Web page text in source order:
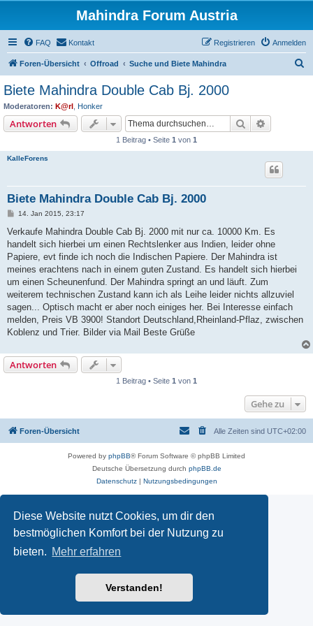
Diese Website nutzt Cookies, um dir den
bestmöglichen Komfort bei der Nutzung zu
bieten. Mehr erfahren
Verstanden!
Mahindra Forum Austria
FAQ Kontakt Anmelden
Registrieren
Foren-Übersicht Offroad Suche und Biete Mahindra
Biete Mahindra Double Cab Bj. 2000
Moderatoren: K@rl Honker
Antworten Suche
1 Beitrag • Seite 1 von 1
KalleForens
Biete Mahindra Double Cab Bj. 2000
B
i
r
a
g
14. Jan 2015, 23:17
Verkaufe Mahindra Double Cab Bj. 2000 mit nur ca. 10000 Km. Es
handelt sich hierbei um einen Rechtslenker aus Indien, leider ohne
Papiere, evt finde ich noch die Indischen Papiere. Der Mahindra ist
meines erachtens nach in einem guten Zustand. Es handelt sich hierbei
um einen Scheunenfund. Der Mahindra springt an und läuft. Zum
weiterem technischen Zustand kann ich als Leihe leider nichts allzuviel
sagen... Optisch macht er aber noch einiges her. Bei Interesse einfach
melden, Preis VB 3900! Standort Deutschland,Rheinland-Pflaz, zwischen
Koblenz und Trier. Bilder via Mail Beste Grüße
Antworten
1 Beitrag • Seite 1 von 1
Gehe zu
Foren-Übersicht Alle Zeiten sind UTC+02:00
Powered by phpBB® Forum Software © phpBB Limited
Deutsche Übersetzung durch phpBB.de
Datenschutz| Nutzungsbedingungen